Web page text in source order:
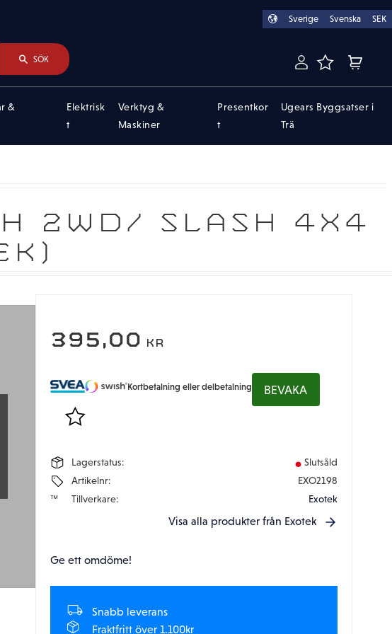
Sverige Svenska SEK
SÖK FAVORITER
&
Elektrisk
t
Verktyg &
Maskiner
Presentkor
t
Ugears Byggsatser i
Trä
2WD/ SLASH 4X4
395,00 KR
Lägg till i favoriter
Kortbetalning eller delbetalning BEVAKA
Lagerstatus
Slutsåld
Artikelnr
EXO2198
Tillverkare
Exotek
Visa alla produkter från Exotek
Ge ett omdöme!
Snabb leverans
Fraktfritt över 1.100kr